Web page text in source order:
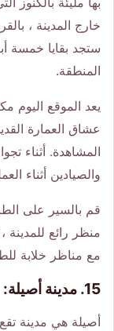
ستجد بقايا خمسة
المنطقة.
يعد الموقع اليوم
عشاق العمارة
المشاهدة. أثناء
والصيادين أثناء
قم بالسير على
منظر رائع للمدينة
مع مناظر خلابة
15. مدينة أصيلة:
أصيلة هي مدينة